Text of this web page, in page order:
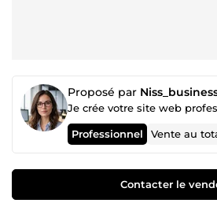
Proposé par
Je crée votre site web
Professionnel Vente au
Contacter le